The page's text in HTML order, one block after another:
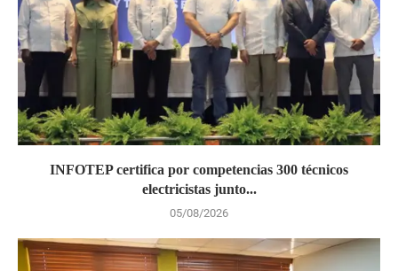
INFOTEP certifica por competencias 300 técnicos
electricistas junto...
05/08/2026